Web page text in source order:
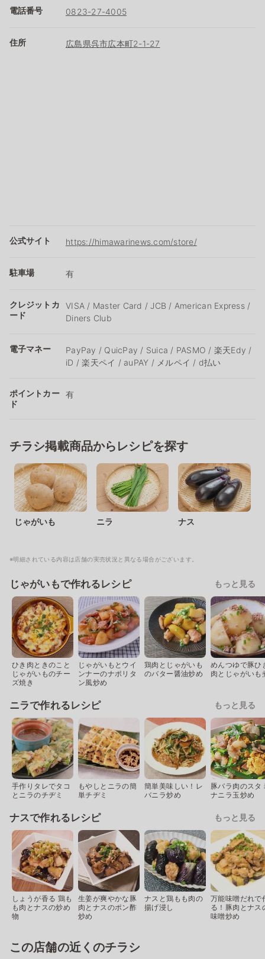
電話番号 0823-27-4005
住所 広島県呉市広本町2-1-27
公式サイト https://himawarinews.com/store/
駐車場 有
クレジットカ
ード
VISA / Master Card / JCB / American Express /
Diners Club
電子マネー
PayPay / QuicPay / Suica / PASMO / 楽天Edy /
iD / 楽天ペイ / auPAY / メルペイ / d払い
ポイントカー
ド
有
チラシ掲載商品からレシピを探す
じゃがいも ニラ ナス
※明細されている内容は店舗の実売状況と異なる場合がございます。
じゃがいもで作れるレシピ もっと見る
ひき肉ときのこと
じゃがいものチー
ズ焼き
じゃがいもとウイ
ンナーのナポリタ
ン風炒め
鶏肉とじゃがいも
のバター醤油炒め
めんつゆで豚ひ
肉とじゃがいも
ニラで作れるレシピ もっと見る
手作りタレでタコ
とニラのチヂミ
もやしとニラの簡
単チヂミ
簡単美味しい！レ
バニラ炒め
豚バラ肉のスタ
ナニラ玉炒め
ナスで作れるレシピ もっと見る
しょうが香る 鶏も
も肉とナスの炒め
物
生姜が爽やかな豚
肉とナスのポン酢
炒め
ナスと鶏もも肉の
揚げ浸し
万能味噌だれで
る！豚肉とナス
味噌炒め
この店舗の近くのチラシ